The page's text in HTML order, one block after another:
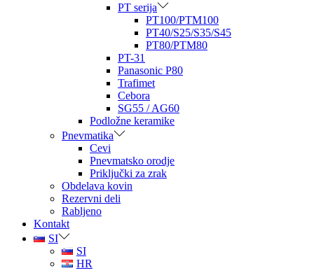
PT serija
PT100/PTM100
PT40/S25/S35/S45
PT80/PTM80
PT-31
Panasonic P80
Trafimet
Cebora
SG55 / AG60
Podložne keramike
Pnevmatika
Cevi
Pnevmatsko orodje
Priključki za zrak
Obdelava kovin
Rezervni deli
Rabljeno
Kontakt
SI
SI
HR